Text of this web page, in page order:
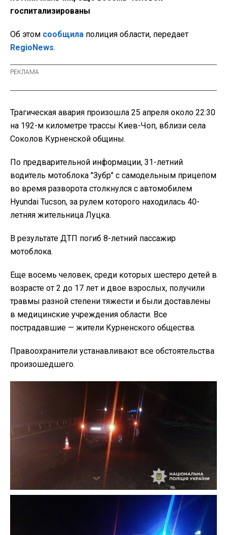
госпитализированы
Об этом сообщила полиция области, передает
RegioNews.
Трагическая авария произошла 25 апреля около 22:30
на 192-м километре трассы Киев-Чоп, вблизи села
Соколов Курненской общины.
По предварительной информации, 31-летний
водитель мотоблока "Зубр" с самодельным прицепом
во время разворота столкнулся с автомобилем
Hyundai Tucson, за рулем которого находилась 40-
летняя жительница Луцка.
В результате ДТП погиб 8-летний пассажир
мотоблока.
Еще восемь человек, среди которых шестеро детей в
возрасте от 2 до 17 лет и двое взрослых, получили
травмы разной степени тяжести и были доставлены
в медицинские учреждения области. Все
пострадавшие — жители Курненского общества.
Правоохранители устанавливают все обстоятельства
произошедшего.